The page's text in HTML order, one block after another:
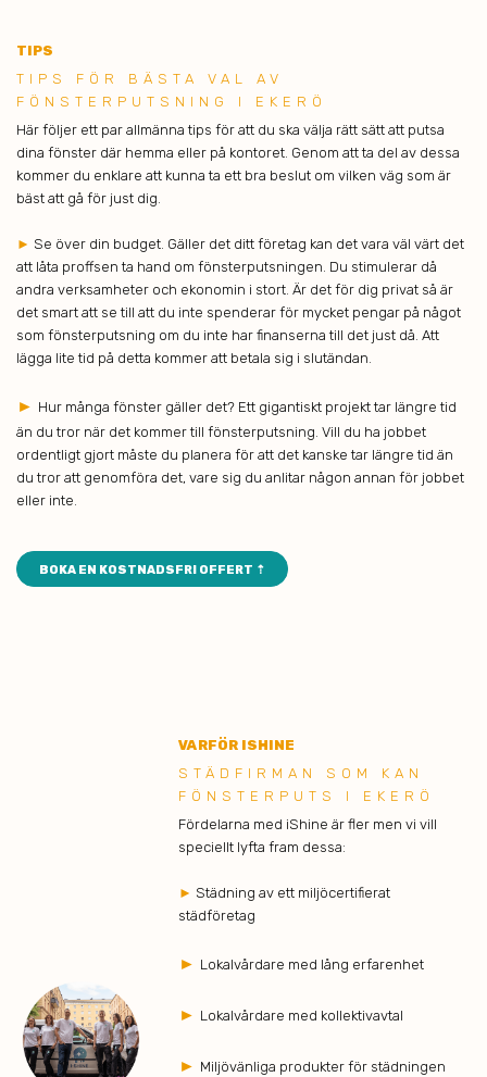
TIPS
TIPS F ÖR BÄSTA VAL AV
FÖNSTERPUTSNING I EKERÖ
Här följer ett par allmänna tips för att du ska välja rätt sätt att putsa
dina fönster där hemma eller på kontoret. Genom att ta del av dessa
kommer du enklare att kunna ta ett bra beslut om vilken väg som är
bäst att gå för just dig.
► Se över din budget. Gäller det ditt företag kan det vara väl värt det
att låta proffsen ta hand om fönsterputsningen. Du stimulerar då
andra verksamheter och ekonomin i stort. Är det för dig privat så är
det smart att se till att du inte spenderar för mycket pengar på något
som fönsterputsning om du inte har finanserna till det just då. Att
lägga lite tid på detta kommer att betala sig i slutändan.
► Hur många fönster gäller det? Ett gigantiskt projekt tar längre tid
än du tror när det kommer till fönsterputsning. Vill du ha jobbet
ordentligt gjort måste du planera för att det kanske tar längre tid än
du tror att genomföra det, vare sig du anlitar någon annan för jobbet
eller inte.
BOKA EN KOSTNADSFRI OFFERT ⇡
VARFÖR ISHINE
STÄDFIRMAN SOM KAN
FÖNSTERPUTS I EKERÖ
Fördelarna med iShine är fler men vi vill
speciellt lyfta fram dessa:
► Städning av ett miljöcertifierat
städföretag
► Lokalvårdare med lång erfarenhet
► Lokalvårdare med kollektivavtal
► Miljövänliga produkter för städningen